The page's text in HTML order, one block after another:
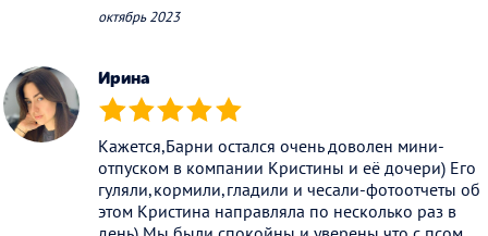
октябрь 2023
Ирина
(*) (*) (*) (*) (*)
Кажется,Барни остался очень доволен мини-
отпуском в компании Кристины и её дочери) Его
гуляли,кормили,гладили и чесали-фотоотчеты об
этом Кристина направляла по несколько раз в